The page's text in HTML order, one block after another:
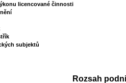
licencované činnosti
subjektů
Rozsah